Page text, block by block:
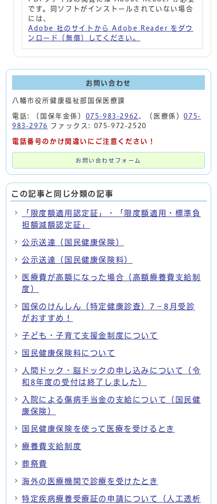
です。同ソフトがインストールされていない場合
には、
Adobe 社のサイトから Adobe Reader をダウ
ンロード（無償）してください。
お問い合わせ
八幡市役所健康福祉部国保医療課
電話: （国保年金係） 075-983-2962 、（医療係）075-
983-2976 ファックス: 075-972-2520
電話番号のかけ間違いにご注意ください！
お問い合わせフォーム
この記事と同じ分類の記事
「限度額適用認定証」・「限度額適用・標準負
担額減額認定証」
公示送達（国民健康保険）
公示送達（国民健康保険料）
医療費が高額になった場合（高額療養費支給制
度）
国保のけんしん（特定健康診査）7－8月受診
がおすすめ！
子ども・子育て支援金制度について
国民健康保険料について
人間ドック・脳ドックの申し込みについて（令
和8年度の受付は終了しました）
入院による傷病手当金の支給について（国民健
康保険）
国民健康保険を使って医療を受けるとき
療養費支給制度
葬祭費
海外の医療機関で診療を受けたとき
特定疾病療養受療証の申請について（人工透析